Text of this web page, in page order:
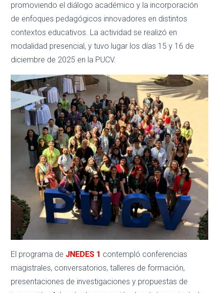
promoviendo el diálogo académico y la incorporación
de enfoques pedagógicos innovadores en distintos
contextos educativos. La actividad se realizó en
modalidad presencial, y tuvo lugar los días 15 y 16 de
diciembre de 2025 en la PUCV.
El programa de JNEDES 1 contempló conferencias
magistrales, conversatorios, talleres de formación,
presentaciones de investigaciones y propuestas de